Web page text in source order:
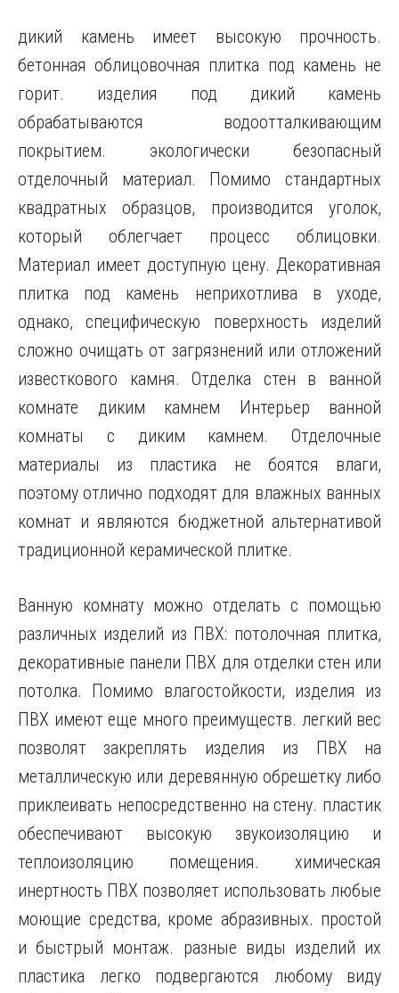
дикий камень имеет высокую прочность.
бетонная облицовочная плитка под камень не
горит. изделия под дикий камень
обрабатываются водоотталкивающим
покрытием. экологически безопасный
отделочный материал. Помимо стандартных
квадратных образцов, производится уголок,
который облегчает процесс облицовки.
Материал имеет доступную цену. Декоративная
плитка под камень неприхотлива в уходе,
однако, специфическую поверхность изделий
сложно очищать от загрязнений или отложений
известкового камня. Отделка стен в ванной
комнате диким камнем Интерьер ванной
комнаты с диким камнем. Отделочные
материалы из пластика не боятся влаги,
поэтому отлично подходят для влажных ванных
комнат и являются бюджетной альтернативой
традиционной керамической плитке.
Ванную комнату можно отделать с помощью
различных изделий из ПВХ: потолочная плитка,
декоративные панели ПВХ для отделки стен или
потолка. Помимо влагостойкости, изделия из
ПВХ имеют еще много преимуществ. легкий вес
позволят закреплять изделия из ПВХ на
металлическую или деревянную обрешетку либо
приклеивать непосредственно на стену. пластик
обеспечивают высокую звукоизоляцию и
теплоизоляцию помещения. химическая
инертность ПВХ позволяет использовать любые
моющие средства, кроме абразивных. простой
и быстрый монтаж. разные виды изделий их
пластика легко подвергаются любому виду